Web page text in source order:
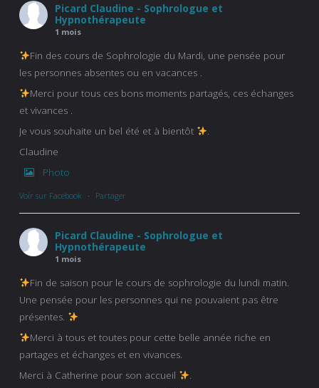
Picard Claudine - Sophrologue et
Hypnothérapeute
1 mois
Fin des cours de Sophrologie du Mardi, une pensée pour
les personnes absentes ou en vacances .
Merci pour tous ces bons moments partagés, ces échanges
et vivances .
Je vous souhaite un bel été et à bientôt
.
Claudine
Photo
Voir sur Facebook · Partager
Picard Claudine - Sophrologue et
Hypnothérapeute
1 mois
Fin de saison pour le cours de sophrologie du lundi matin.
Une pensée pour les personnes qui ne pouvaient pas être
présentes.
Merci à tous et toutes pour cette belle année riche en
partages et échanges et en vivances.
Merci à Catherine pour son accueil
.